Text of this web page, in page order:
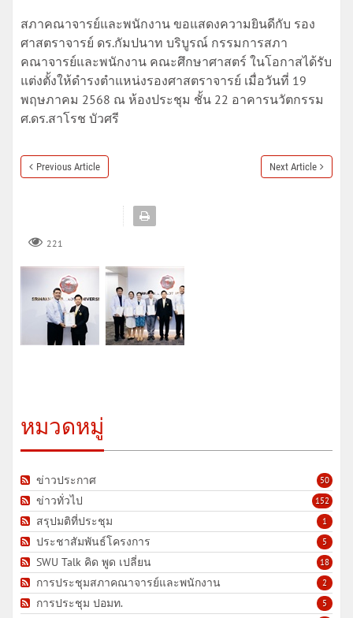
สภาคณาจารย์และพนักงาน ขอแสดงความยินดีกับ รอง
ศาสตราจารย์ ดร.กัมปนาท บริบูรณ์ กรรมการสภา
คณาจารย์และพนักงาน คณะศึกษาศาสตร์ ในโอกาสได้รับ
แต่งตั้งให้ดำรงตำแหน่งรองศาสตราจารย์ เมื่อวันที่ 19
พฤษภาคม 2568 ณ ห้องประชุม ชั้น 22 อาคารนวัตกรรม
ศ.ดร.สาโรช บัวศรี
Previous Article Next Article
221
หมวดหมู่
50
ข่าวประกาศ
152
ข่าวทั่วไป
1
สรุปมติที่ประชุม
5
ประชาสัมพันธ์โครงการ
18
SWU Talk คิด พูด เปลี่ยน
2
การประชุมสภาคณาจารย์และพนักงาน
5
การประชุม ปอมท.